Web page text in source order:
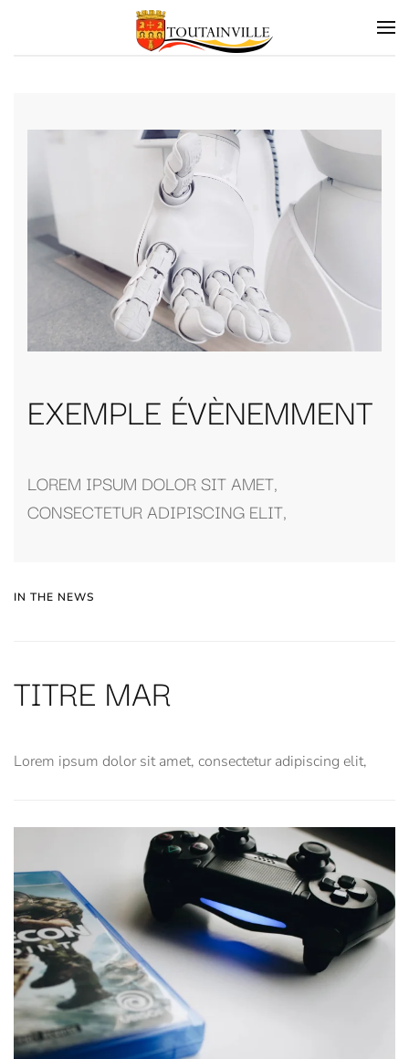
Skip to main content
EXEMPLE ÉVÈNEMMENT
LOREM IPSUM DOLOR SIT AMET,
CONSECTETUR ADIPISCING ELIT,
IN THE NEWS
TITRE MAR
Lorem ipsum dolor sit amet, consectetur adipiscing elit,